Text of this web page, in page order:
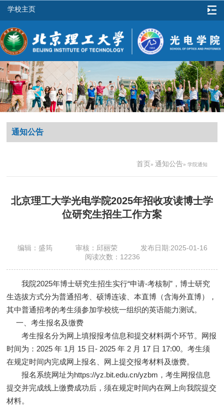
学校主页
通知公告
首页» 通知公告» 学院通知
北京理工大学光电学院2025年招收攻读博士学
位研究生招生工作方案
编辑：盛筠 审核：邱丽荣
发布日期:2025-01-16
阅读次数： 12236
我院2025年博士研究生招生实行“申请-考核制”，博士研究
生选拔方式分为普通招考、硕博连读、本直博（含海外直博），
其中普通招考的考生须参加学校统一组织的英语能力测试。
一、考生报名及缴费
考生报名分为网上填报报考信息和提交材料两个环节。网报
时间为：2025 年 1月 15 日- 2025 年 2 月 17 日 17:00。考生须
在规定时间内完成网上报名、网上提交报考材料及缴费。
报名系统网址为https://yz.bit.edu.cn/yzbm，考生网报信息
提交并完成线上缴费成功后，须在规定时间内在网上向我院提交
材料。